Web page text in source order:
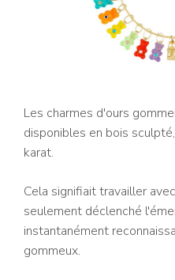
Les charmes d'ours
disponibles en bois
karat.
Cela signifiait travailler
seulement déclenché
instantanément
gommeux.